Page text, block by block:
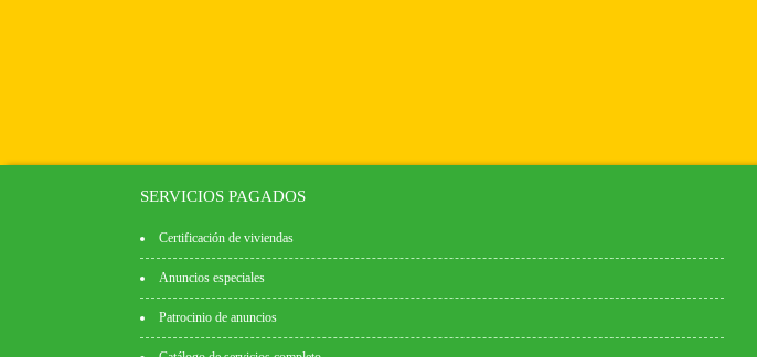
SERVICIOS PAGADOS
Certificación de viviendas
Anuncios especiales
Patrocinio de anuncios